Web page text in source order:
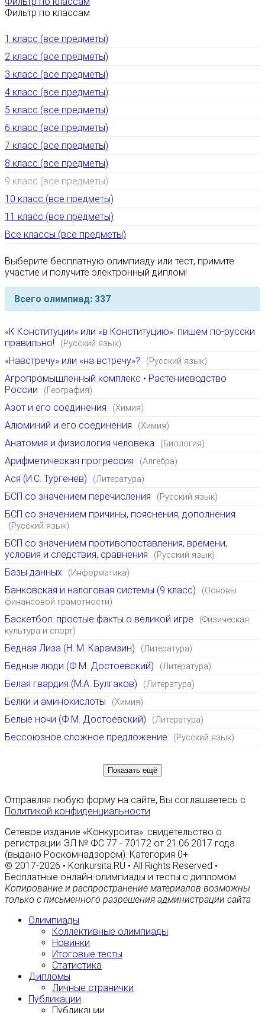
Фильтр по классам
1 класс (все предметы)
2 класс (все предметы)
3 класс (все предметы)
4 класс (все предметы)
5 класс (все предметы)
6 класс (все предметы)
7 класс (все предметы)
8 класс (все предметы)
9 класс (все предметы)
10 класс (все предметы)
11 класс (все предметы)
Все классы (все предметы)
Выберите бесплатную олимпиаду или тест, примите
участие и получите электронный диплом!
Всего олимпиад: 337
«К Конституции» или «в Конституцию»: пишем по-русски
правильно!
(Русский язык)
«Навстречу» или «на встречу»? (Русский язык)
Агропромышленный комплекс • Растениеводство
России
(География)
Азот и его соединения (Химия)
Алюминий и его соединения (Химия)
Анатомия и физиология человека (Биология)
Арифметическая прогрессия (Алгебра)
Ася (И.С. Тургенев) (Литература)
БСП со значением перечисления (Русский язык)
БСП со значением причины, пояснения, дополнения
(Русский язык)
БСП со значением противопоставления, времени,
условия и следствия, сравнения
(Русский язык)
Базы данных (Информатика)
Банковская и налоговая системы (9 класс)
(Основы
финансовой грамотности)
Баскетбол: простые факты о великой игре
(Физическая
культура и спорт)
Бедная Лиза (Н. М. Карамзин) (Литература)
Бедные люди (Ф.М. Достоевский) (Литература)
Белая гвардия (М.А. Булгаков) (Литература)
Белки и аминокислоты (Химия)
Белые ночи (Ф.М. Достоевский) (Литература)
Бессоюзное сложное предложение (Русский язык)
Показать ещё
Отправляя любую форму на сайте, Вы соглашаетесь с
Политикой конфиденциальности
Сетевое издание «Конкурсита»: свидетельство о
регистрации ЭЛ № ФС 77 - 70172 от 21.06.2017 года
(выдано Роскомнадзором). Категория 0+
© 2017-2026 • Konkursita.RU • All Rights Reserved •
Бесплатные онлайн-олимпиады и тесты с дипломом
Копирование и распространение материалов возможны
только с письменного разрешения администрации сайта
Олимпиады
Коллективные олимпиады
Новинки
Итоговые тесты
Статистика
Дипломы
Личные странички
Публикации
Публикации